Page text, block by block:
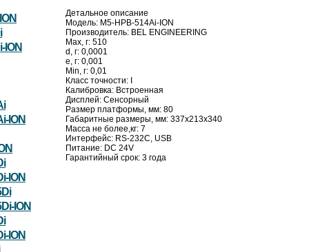
ION
ION
ION
ION
ION
Детальное описание
Модель: M5-HPB-514Ai-ION
Производитель: BEL ENGINEERING
Max, г: 510
d, г: 0,0001
e, г: 0,001
Min, г: 0,01
Класс точности: I
Калибровка: Встроенная
Дисплей: Сенсорный
Размер платформы, мм: 80
Габаритные размеры, мм: 337х213х340
Масса не более,кг: 7
Интерфейс: RS-232C, USB
Питание: DC 24V
Гарантийный срок: 3 года